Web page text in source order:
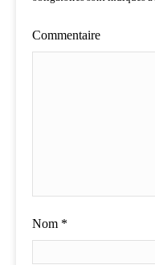
Commentaire
Nom *